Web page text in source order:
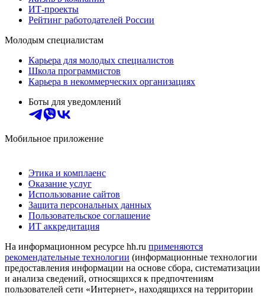
ИТ-проекты
Рейтинг работодателей России
Молодым специалистам
Карьера для молодых специалистов
Школа программистов
Карьера в некоммерческих организациях
Боты для уведомлений
Мобильное приложение
Этика и комплаенс
Оказание услуг
Использование сайтов
Защита персональных данных
Пользовательское соглашение
ИТ аккредитация
На информационном ресурсе hh.ru применяются
рекомендательные технологии (информационные технологии
предоставления информации на основе сбора, систематизации
и анализа сведений, относящихся к предпочтениям
пользователей сети «Интернет», находящихся на территории